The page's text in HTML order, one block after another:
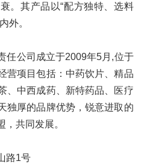
。其产品以“配方独特、选料
外。
任公司成立于2009年5月,位于
营项目包括：中药饮片、精品
、中西成药、新特药品、医疗
独厚的品牌优势，锐意进取的
，共同发展。
路1号